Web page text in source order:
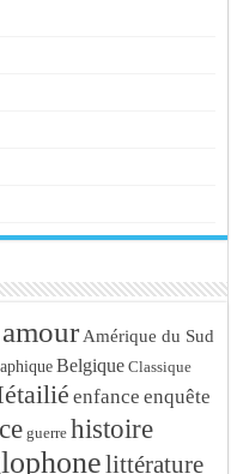
amour Amérique du Sud
Belgique Classique
enfance enquête
guerre histoire
littérature